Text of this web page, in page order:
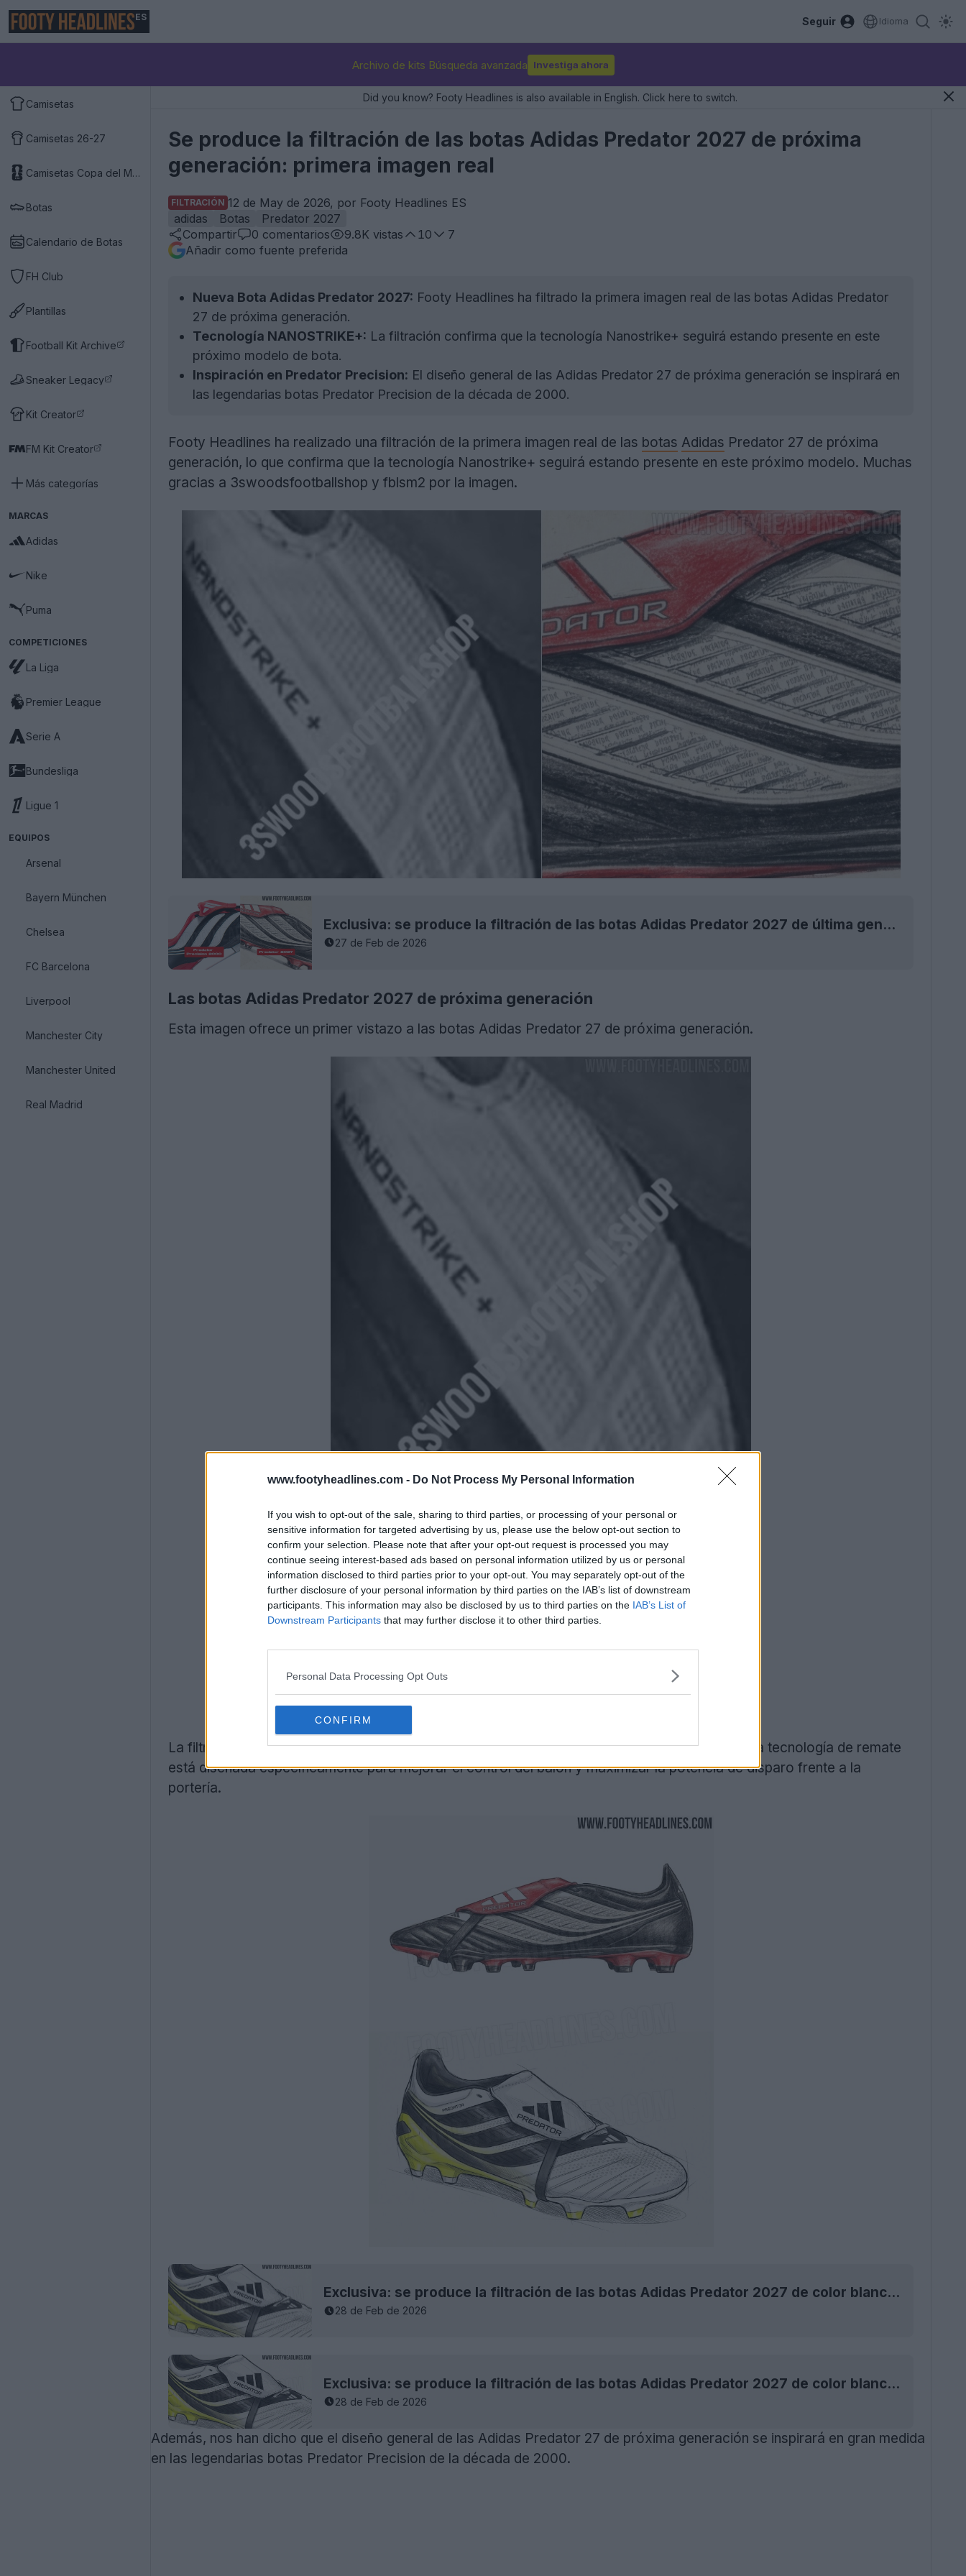
www.footyheadlines.com - Do Not Process My Personal Information
If you wish to opt-out of the sale, sharing to third parties, or processing of your personal or
sensitive information for targeted advertising by us, please use the below opt-out section to
confirm your selection. Please note that after your opt-out request is processed you may
continue seeing interest-based ads based on personal information utilized by us or personal
information disclosed to third parties prior to your opt-out. You may separately opt-out of the
further disclosure of your personal information by third parties on the IAB’s list of downstream
participants. This information may also be disclosed by us to third parties on the IAB’s List of
Downstream Participants that may further disclose it to other third parties.
Personal Data Processing Opt Outs
CONFIRM
ES Seguir Idioma
Archivo de kits Búsqueda avanzada Investiga ahora
Camisetas
Camisetas 26-27
Camisetas Copa del Mundo 2026
Botas
Calendario de Botas
FH Club
Plantillas
Football Kit Archive
Sneaker Legacy
Kit Creator
FM Kit Creator
Más categorías
MARCAS
Adidas
Nike
Puma
COMPETICIONES
La Liga
Premier League
Serie A
Bundesliga
Ligue 1
EQUIPOS
Arsenal
Bayern München
Chelsea
FC Barcelona
Liverpool
Manchester City
Manchester United
Real Madrid
Did you know? Footy Headlines is also available in English. Click here to switch.
Se produce la filtración de las botas Adidas Predator 2027 de próxima
generación: primera imagen real
FILTRACIÓN 12 de May de 2026, por Footy Headlines ES
adidas
Botas
Predator 2027
Compartir
0 comentarios 9.8K vistas 10
7
Añadir como fuente preferida
Nueva Bota Adidas Predator 2027: Footy Headlines ha filtrado la primera imagen real de las botas Adidas Predator
27 de próxima generación.
Tecnología NANOSTRIKE+: La filtración confirma que la tecnología Nanostrike+ seguirá estando presente en este
próximo modelo de bota.
Inspiración en Predator Precision: El diseño general de las Adidas Predator 27 de próxima generación se inspirará en
las legendarias botas Predator Precision de la década de 2000.
Footy Headlines ha realizado una filtración de la primera imagen real de las botas Adidas Predator 27 de próxima
generación, lo que confirma que la tecnología Nanostrike+ seguirá estando presente en este próximo modelo. Muchas
gracias a 3swoodsfootballshop y fblsm2 por la imagen.
Exclusiva: se produce la filtración de las botas Adidas Predator 2027 de última generación, inspiradas en las Predator Precision del año 2000
27 de Feb de 2026
Las botas Adidas Predator 2027 de próxima generación
Esta imagen ofrece un primer vistazo a las botas Adidas Predator 27 de próxima generación.
La filtración también muestra de forma destacada la marca «NANOSTRIKE +». Esta avanzada tecnología de remate
está diseñada específicamente para mejorar el control del balón y maximizar la potencia de disparo frente a la
portería.
Exclusiva: se produce la filtración de las botas Adidas Predator 2027 de color blanco/lima de última generación
28 de Feb de 2026
Exclusiva: se produce la filtración de las botas Adidas Predator 2027 de color blanco/lima de última generación
28 de Feb de 2026
Además, nos han dicho que el diseño general de las Adidas Predator 27 de próxima generación se inspirará en gran medida
en las legendarias botas Predator Precision de la década de 2000.